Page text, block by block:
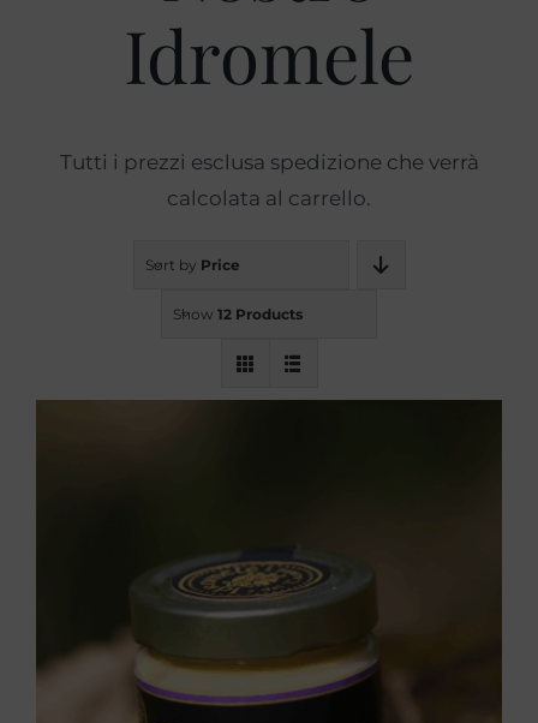
Idromele
Tutti i prezzi esclusa spedizione che verrà
calcolata al carrello.
Sort by Price
Show 12 Products